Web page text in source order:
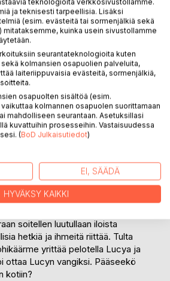
ja matkoja uusiin paikkoihin.
aamiaisen jälkeen ulos ja tapaa
Lucyn maagiselle matkalle yli
kun Lucy laskeutuu Maya-intiaanien
hän tapaa merkillisen naisen, joka
ja johdattaa hänet sitten
soitellen luutullaan iloista
hetkiä ja ihmeitä riittää. Tulta
yrittää pelotella Lucya ja
ottaa Lucyn vangiksi. Pääseekö
kotiin?
teknologioita verkkosivustollamme.
ja teknisesti tarpeellisia. Lisäksi
(esim. evästeitä tai sormenjälkiä sekä
mitataksemme, kuinka usein sivustollamme
seurantateknologioita kuten
kolmansien osapuolien palveluita,
laiteriippuvaisia evästeitä, sormenjälkiä,
osapuolten sisältöä (esim.
kolmannen osapuolen suorittamaan
mahdolliseen seurantaan. Asetuksillasi
kuvattuihin prosesseihin. Vastaisuudessa
(BoD Julkaisutiedot)
EI, SÄÄDÄ
HYVÄKSY KAIKKI